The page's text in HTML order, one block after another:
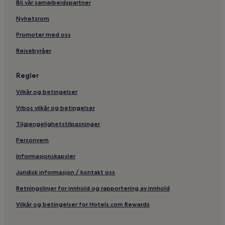
Hoteller nær Leråliften
Kjæledyrvennlige hoteller i Åre
Hoteller nær Tottskogen
Hoteller nær VM6:an skidlift
Hoteller nær Nedre Tvärådalsliften 1
Hoteller i Åre
Skihoteller i Åre
Hoteller med treningssenter i Åre
Hoteller nær Gondolen
Hoteller nær Tväråvalvet
Kjæledyrvennlige hoteller i Jarpen
Hoteller nær Englandsliften
3-Stjerners hoteller i Åre
Bli vår samarbeidspartner
Nyhetsrom
Promoter med oss
Reisebyråer
Regler
Vilkår og betingelser
Vrbos vilkår og betingelser
Tilgjengelighetstilpasninger
Personvern
Informasjonskapsler
Juridisk informasjon / kontakt oss
Retningslinjer for innhold og rapportering av innhold
Vilkår og betingelser for Hotels.com Rewards